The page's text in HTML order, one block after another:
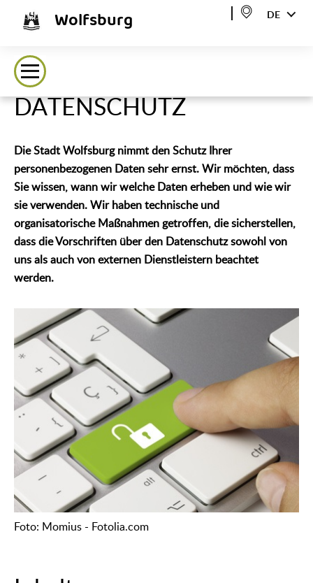
Wolfsburg DE
DATENSCHUTZ
Die Stadt Wolfsburg nimmt den Schutz Ihrer
personenbezogenen Daten sehr ernst. Wir möchten, dass
Sie wissen, wann wir welche Daten erheben und wie wir
sie verwenden. Wir haben technische und
organisatorische Maßnahmen getroffen, die sicherstellen,
dass die Vorschriften über den Datenschutz sowohl von
uns als auch von externen Dienstleistern beachtet
werden.
Foto: Momius - Fotolia.com